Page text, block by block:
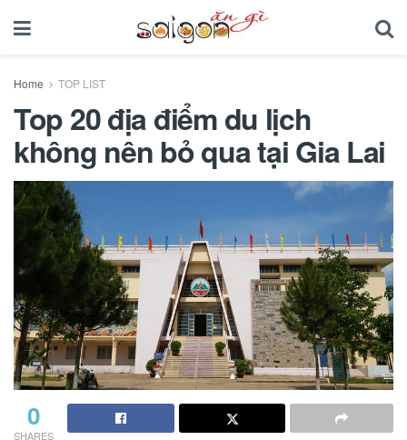
Home TOP LIST
Top 20 địa điểm du lịch
không nên bỏ qua tại Gia Lai
0
SHARES